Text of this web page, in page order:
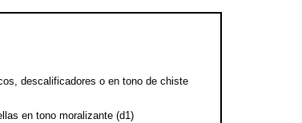
descalificadores o en tono de chiste
en tono moralizante (d1)